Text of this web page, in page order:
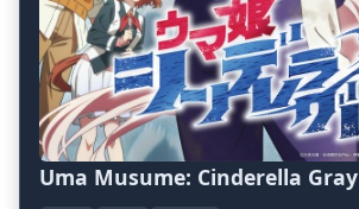
Uma Musume: Cinderella Gray